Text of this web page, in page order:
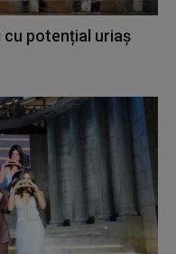
cu potențial uriaș